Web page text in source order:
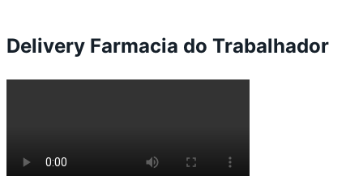
Delivery Farmacia do Trabalhador